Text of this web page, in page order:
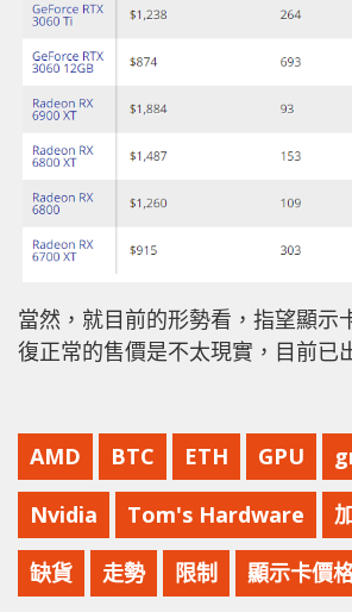
當然，就目前的形勢看，指望顯示
復正常的售價是不太現實，目前已
AMD BTC ETH GPU
Nvidia Tom's Hardware
缺貨 走勢 限制 顯示卡價